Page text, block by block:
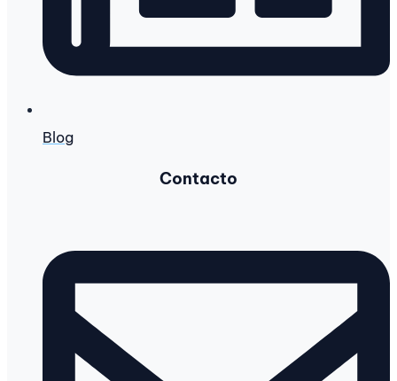
Blog
Contacto